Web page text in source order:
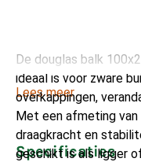
De douglas balk
ideaal is voor zware
overkappingen,
Met een afmeting
draagkracht en
geschikt is als ligger
Lees meer
Specificaties